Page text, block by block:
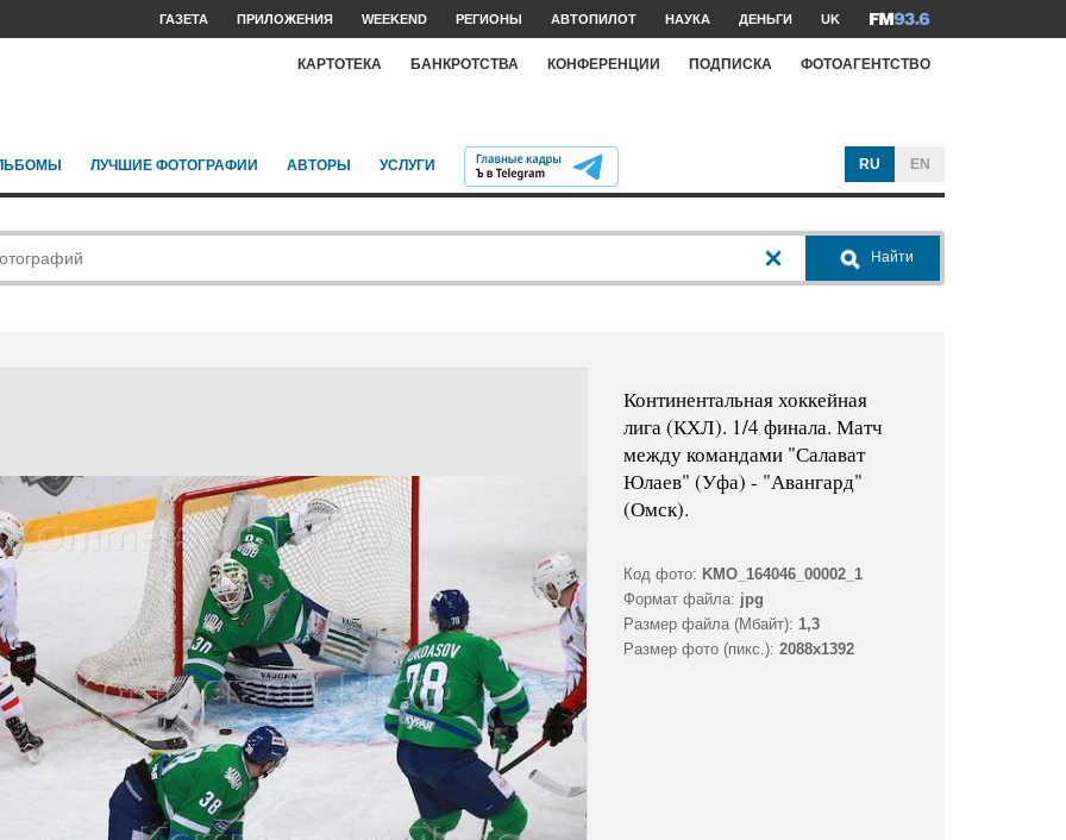
ГАЗЕТА ПРИЛОЖЕНИЯ WEEKEND РЕГИОНЫ АВТОПИЛОТ НАУКА ДЕНЬГИ UK
КАРТОТЕКА БАНКРОТСТВА КОНФЕРЕНЦИИ ПОДПИСКА ФОТОАГЕНТСТВО
ЛУЧШИЕ ФОТОГРАФИИ АВТОРЫ УСЛУГИ RU EN
Найти
Континентальная хоккейная
лига (КХЛ). 1/4 финала. Матч
между командами "Салават
Юлаев" (Уфа) - "Авангард"
(Омск).
Код фото: KMO_164046_00002_1
Формат файла: jpg
Размер файла (Мбайт): 1,3
Размер фото (пикс.): 2088x1392